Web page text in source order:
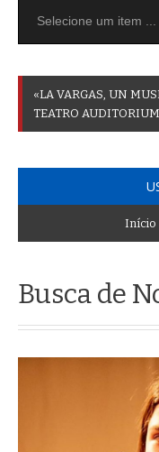
«LA VARGAS UN MUS
TEATRO AUDITORIUM
Início
Busca de